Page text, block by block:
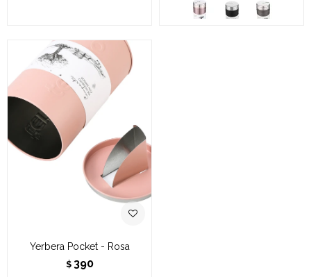
Yerbera Pocket - Rosa
$ 390